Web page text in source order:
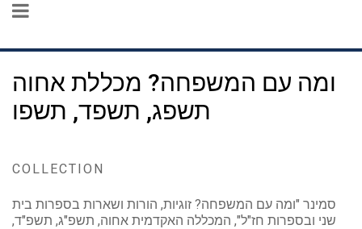
ומה עם המשפחה? מכללת אחוה
תשפג, תשפד, תשפו
COLLECTION
סמינר "ומה עם המשפחה? זוגיות, הורות ושארות בספרות בית
שני ובספרות חז"ל", המכללה האקדמית אחוה, תשפ"ג, תשפ"ד,